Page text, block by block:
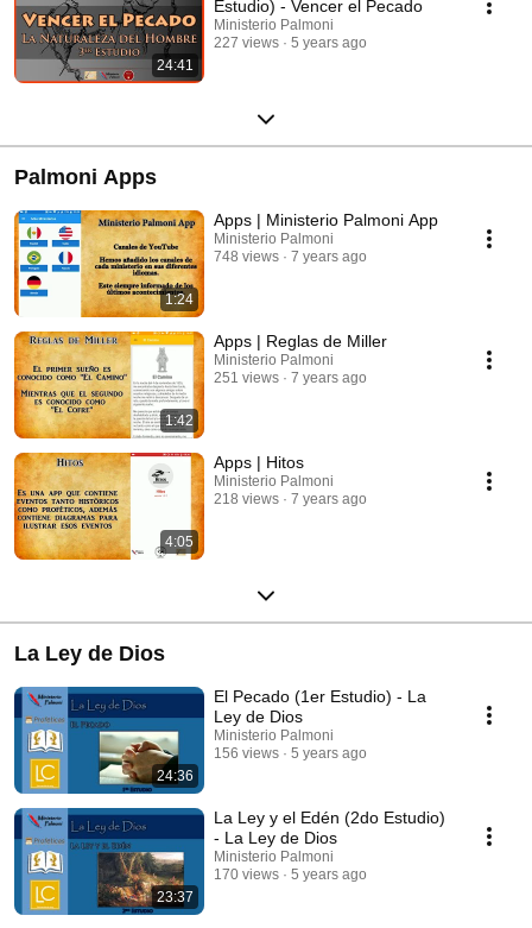
24:41
Estudio) - Vencer el Pecado
Ministerio Palmoni
227 views
5 years ago
Palmoni Apps
1:24
Apps | Ministerio Palmoni App
Ministerio Palmoni
748 views
7 years ago
1:42
Apps | Reglas de Miller
Ministerio Palmoni
251 views
7 years ago
4:05
Apps | Hitos
Ministerio Palmoni
218 views
7 years ago
La Ley de Dios
24:36
El Pecado (1er Estudio) - La
Ley de Dios
Ministerio Palmoni
156 views
5 years ago
23:37
La Ley y el Edén (2do Estudio)
- La Ley de Dios
Ministerio Palmoni
170 views
5 years ago